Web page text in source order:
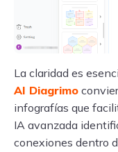
La claridad es
AI Diagrimo
infografías que
IA avanzada
conexiones dentro